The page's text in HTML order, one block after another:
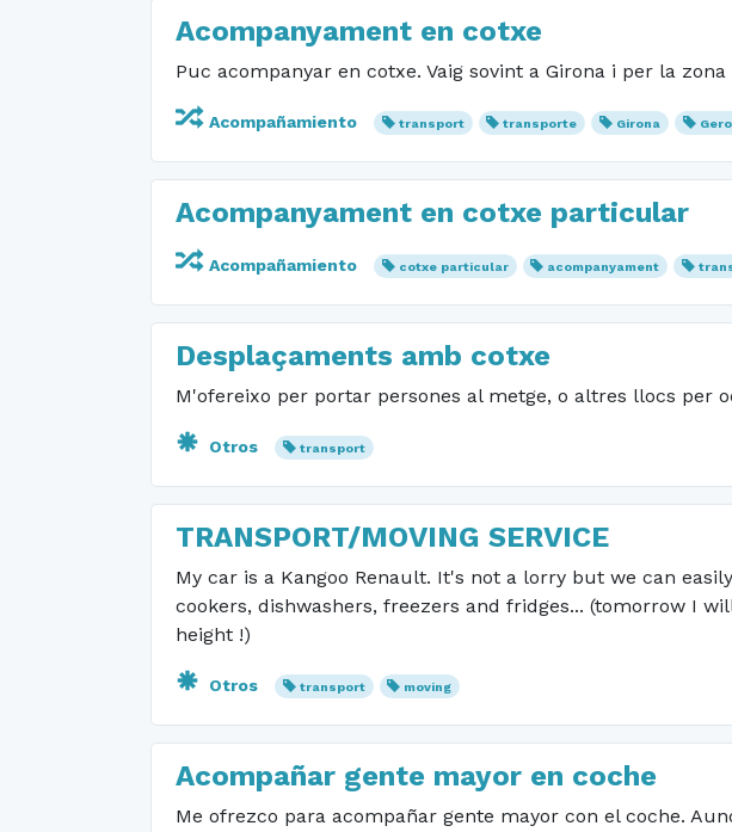
Acompanyament en cotxe
Puc acompanyar en cotxe. Vaig sovint a Girona i per la
Acompañamiento transport transporte Girona
Acompanyament en cotxe particular
Acompañamiento cotxe particular acompanyament
Desplaçaments amb cotxe
M'ofereixo per portar persones al metge, o altres llocs per
Otros transport
TRANSPORT/MOVING SERVICE
My car is a Kangoo Renault. It's not a lorry but we can
cookers, dishwashers, freezers and fridges... (tomorrow I
height !)
Otros transport moving
Acompañar gente mayor en coche
Me ofrezco para acompañar gente mayor con el coche.